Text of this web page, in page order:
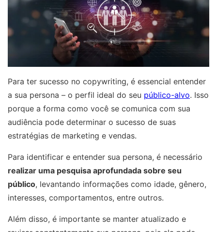
Para ter sucesso no copywriting, é essencial entender
a sua persona – o perfil ideal do seu público-alvo. Isso
porque a forma como você se comunica com sua
audiência pode determinar o sucesso de suas
estratégias de marketing e vendas.
Para identificar e entender sua persona, é necessário
realizar uma pesquisa aprofundada sobre seu
público, levantando informações como idade, gênero,
interesses, comportamentos, entre outros.
Além disso, é importante se manter atualizado e